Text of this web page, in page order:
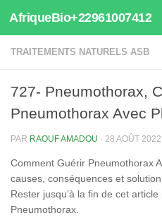
Au dessous du contenu
AfriqueBio+22961007412
TRAITEMENTS NATURELS ASB
727- Pneumothorax,
Pneumothorax Avec
PAR RAOUF AMADOU · 28 AOÛT 2022
Comment Guérir Pneumothorax
causes, conséquences et
Rester jusqu’à la fin de cet
Pneumothorax.